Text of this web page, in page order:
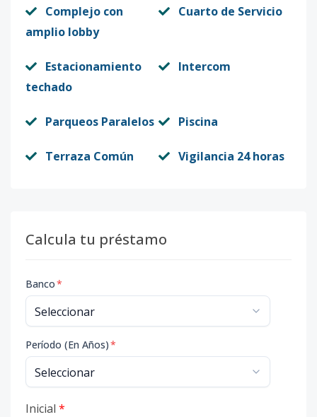
Complejo con
amplio lobby
Cuarto de Servicio
Estacionamiento
techado
Intercom
Parqueos Paralelos Piscina
Terraza Común Vigilancia 24 horas
Calcula tu préstamo
Banco*
Período (En Años)*
Inicial *